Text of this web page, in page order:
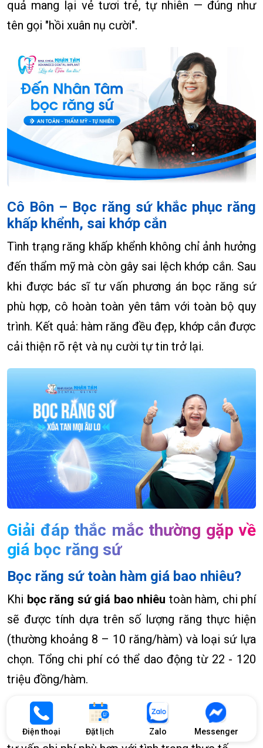
Điện thoại Đặt lịch Zalo Messenger
quả mang lại vẻ tươi trẻ, tự nhiên — đúng như
tên gọi "hồi xuân nụ cười".
Cô Bôn – Bọc răng sứ khắc phục răng
khấp khểnh, sai khớp cắn
Tình trạng răng khấp khểnh không chỉ ảnh hưởng
đến thẩm mỹ mà còn gây sai lệch khớp cắn. Sau
khi được bác sĩ tư vấn phương án bọc răng sứ
phù hợp, cô hoàn toàn yên tâm với toàn bộ quy
trình. Kết quả: hàm răng đều đẹp, khớp cắn được
cải thiện rõ rệt và nụ cười tự tin trở lại.
Giải đáp thắc mắc thường gặp về
giá bọc răng sứ
Bọc răng sứ toàn hàm giá bao nhiêu?
Khi bọc răng sứ giá bao nhiêu toàn hàm, chi phí
sẽ được tính dựa trên số lượng răng thực hiện
(thường khoảng 8 – 10 răng/hàm) và loại sứ lựa
chọn. Tổng chi phí có thể dao động từ 22 - 120
triệu đồng/hàm.
Dưới đây là bảng giá tham khảo, bạn vui lòng liên
hệ Nha Khoa Nhân Tâm để được thăm khám và